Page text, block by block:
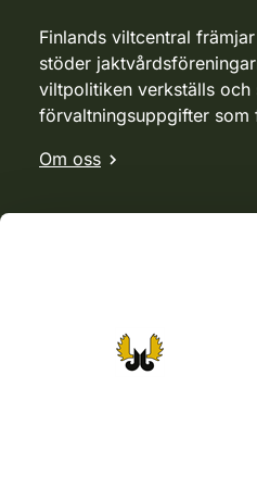
Finlands viltcentral
stöder
viltpolitiken verkställs
förvaltningsuppgifter som
Om oss